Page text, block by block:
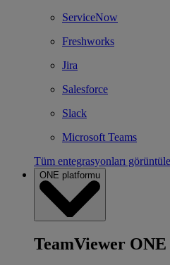
ServiceNow
Freshworks
Jira
Salesforce
Slack
Microsoft Teams
Tüm entegrasyonları
ONE platformu
TeamViewer